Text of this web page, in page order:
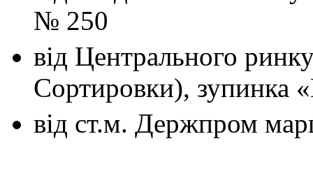
№ 250
від Центрального
Сортировки), зупинка
від ст.м. Держпром